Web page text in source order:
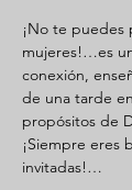
¡No te puedes
mujeres!…es
conexión,
de una tarde
propósitos de
¡Siempre eres
invitadas!…